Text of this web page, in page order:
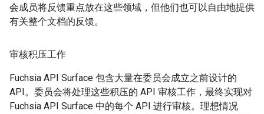
会成员将反馈重点放在这些领域，但他们也可以自由地提供
有关整个文档的反馈。
审核积压工作
Fuchsia API Surface 包含大量在委员会成立之前设计的
API。委员会将处理这些积压的 API 审核工作，最终实现对
Fuchsia API Surface 中的每个 API 进行审核。理想情况